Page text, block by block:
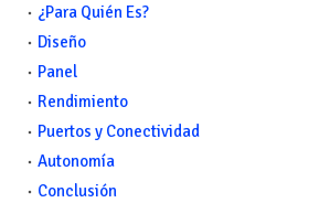
¿Para Quién Es?
Diseño
Panel
Rendimiento
Puertos y Conectividad
Autonomía
Conclusión